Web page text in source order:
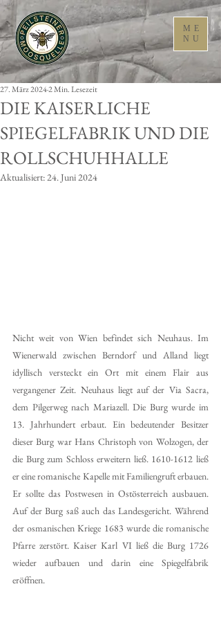
ME
NU
DIE KAISERLICHE
SPIEGELFABRIK UND DIE
ROLLSCHUHHALLE
27. März 20242 Min. Lesezeit
Aktualisiert:24. Juni 2024
Nicht weit von Wien befindet sich Neuhaus. Im
Wienerwald zwischen Berndorf und Alland liegt
idyllisch versteckt ein Ort mit einem Flair aus
vergangener Zeit. Neuhaus liegt auf der Via Sacra,
dem Pilgerweg nach Mariazell. Die Burg wurde im
13. Jahrhundert erbaut. Ein bedeutender Besitzer
dieser Burg war Hans Christoph von Wolzogen, der
die Burg zum Schloss erweitern ließ. 1610-1612 ließ
er eine romanische Kapelle mit Familiengruft erbauen.
Er sollte das Postwesen in Ostösterreich ausbauen.
Auf der Burg saß auch das Landesgericht. Während
der osmanischen Kriege 1683 wurde die romanische
Pfarre zerstört. Kaiser Karl VI ließ die Burg 1726
wieder aufbauen und darin eine Spiegelfabrik
eröffnen.